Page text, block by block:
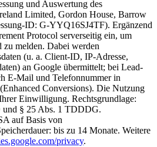
und Auswertung des
Limited, Gordon House, Barrow
ID: G-YYQ16SJ4TF). Ergänzend
Protocol serverseitig ein, um
zu melden. Dabei werden
(u. a. Client-ID, IP-Adresse,
an Google übermittelt; bei Lead-
E-Mail und Telefonnummer in
Conversions). Die Nutzung
Einwilligung. Rechtsgrundlage:
§ 25 Abs. 1 TDDDG.
auf Basis von
bis zu 14 Monate. Weitere
privacy.